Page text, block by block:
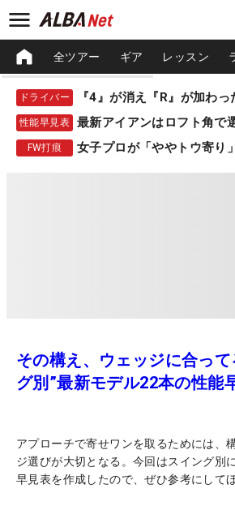
全ツアー ギア レッスン
ドライバー
性能早見表 最新アイアンはロフト角で
FW打痕 女子プロが「ややトウ寄り
その構え、ウェッジに合っ
グ別”最新モデル22本の性能
アプローチで寄せワンを取るためには、
ジ選びが大切となる。今回はスイング別
早見表を作成したので、ぜひ参考にしてほ